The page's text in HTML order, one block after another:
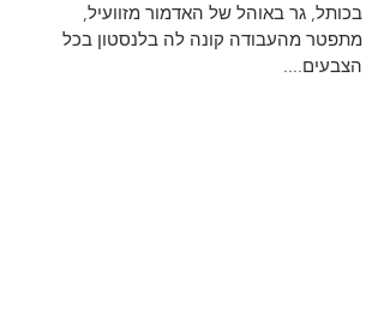
בכותל, גר באוהל של האדמור מזוועיל,
מתפטר מהעבודה קונה לה בלנסטון בכל
הצבעים....